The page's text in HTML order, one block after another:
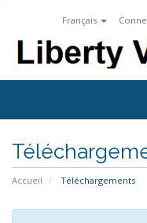
Français
Accueil Téléchargements